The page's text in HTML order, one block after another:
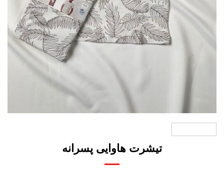
تیشرت هاوایی پسرانه